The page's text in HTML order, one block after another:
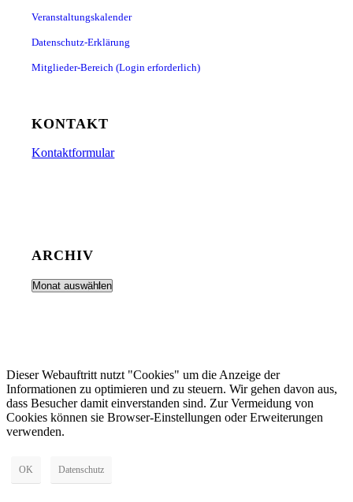
Veranstaltungskalender
Datenschutz-Erklärung
Mitglieder-Bereich (Login erforderlich)
KONTAKT
Kontaktformular
ARCHIV
Dieser Webauftritt nutzt "Cookies" um die Anzeige der
Informationen zu optimieren und zu steuern. Wir gehen davon aus,
dass Besucher damit einverstanden sind. Zur Vermeidung von
Cookies können sie Browser-Einstellungen oder Erweiterungen
verwenden.
OK Datenschutz